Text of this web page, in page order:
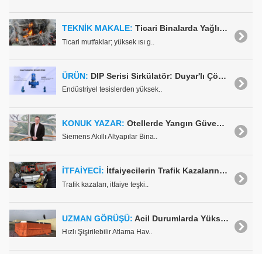
TEKNİK MAKALE: Ticari Binalarda Yağlı Duman Atım Kanallarında Yangın Güvenliği Risk Mekanizmaları, Doğrulama Yaklaşımları ve ASTM E2336 ile UL 2221'in Önemi
Ticari mutfaklar; yüksek ısı g..
ÜRÜN: DIP Serisi Sirkülatör: Duyar'lı Çözümler Bir Adım Önde
Endüstriyel tesislerden yüksek..
KONUK YAZAR: Otellerde Yangın Güvenlik Sistemleri
Siemens Akıllı Altyapılar Bina..
İTFAİYECİ: İtfaiyecilerin Trafik Kazalarına Müdahale Sürecinde Bilinmesi Gerekenler
Trafik kazaları, itfaiye teşki..
UZMAN GÖRÜŞÜ: Acil Durumlarda Yüksekten Atlayanları Kurtarma Amaçlı Atlama Hava Yastıkları
Hızlı Şişirilebilir Atlama Hav..